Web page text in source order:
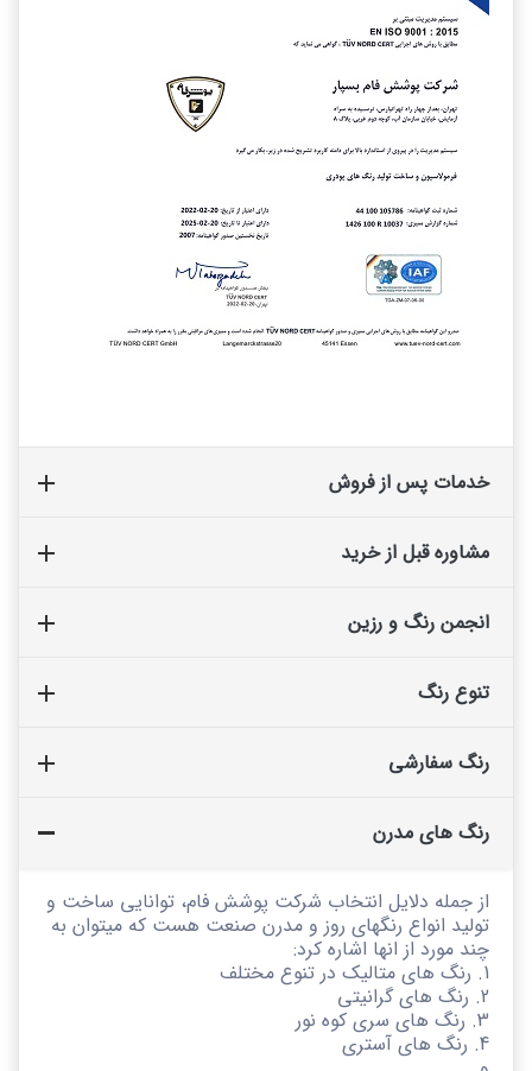
خدمات پس از فروش
مشاوره قبل از خرید
انجمن رنگ و رزین
تنوع رنگ
رنگ سفارشی
رنگ های مدرن
از جمله دلایل انتخاب شرکت پوشش فام، توانایی ساخت و
تولید انواع رنگهای روز و مدرن صنعت هست که میتوان به
چند مورد از انها اشاره کرد:
1. رنگ های متالیک در تنوع مختلف
2. رنگ های گرانیتی
3. رنگ های سری کوه نور
4. رنگ های آستری